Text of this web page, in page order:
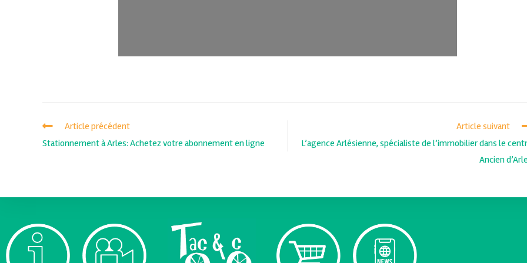
Article précédent
Stationnement à Arles: Achetez votre abonnement en ligne
Article suivant
L’agence Arlésienne, spécialiste de l’immobilier dans le
Ancien